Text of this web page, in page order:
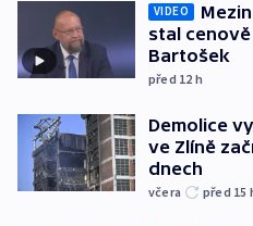
VIDEO
stal
Bartošek
před 12 h
Demolice
ve Zlíně
dnech
včera před 15